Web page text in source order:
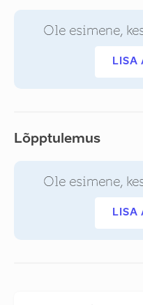
Ole esimene,
LISA
Lõpptulemus
Ole esimene,
LISA